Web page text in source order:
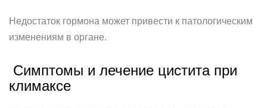
Недостаток гормона может привести к патологическим
изменениям в органе.
Симптомы и лечение цистита при
климаксе